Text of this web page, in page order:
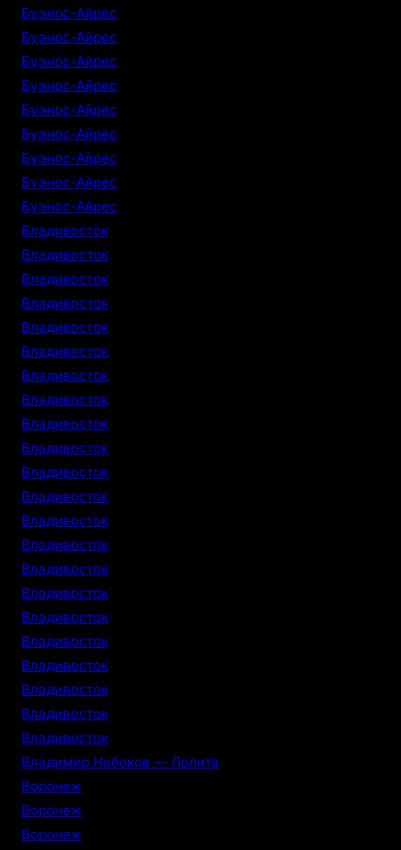
Буэнос-Айрес
Буэнос-Айрес
Буэнос-Айрес
Буэнос-Айрес
Буэнос-Айрес
Буэнос-Айрес
Буэнос-Айрес
Буэнос-Айрес
Буэнос-Айрес
Владивосток
Владивосток
Владивосток
Владивосток
Владивосток
Владивосток
Владивосток
Владивосток
Владивосток
Владивосток
Владивосток
Владивосток
Владивосток
Владивосток
Владивосток
Владивосток
Владивосток
Владивосток
Владивосток
Владивосток
Владивосток
Владивосток
Владимир Набоков — Лолита
Воронеж
Воронеж
Воронеж